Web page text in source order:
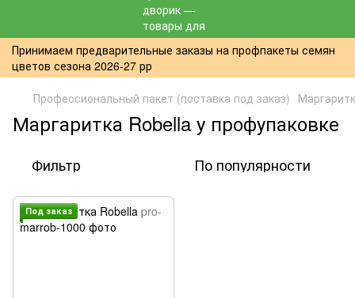
Принимаем предварительные заказы на профпакеты семян
цветов сезона 2026-27 рр
Профессиональный пакет (поставка под заказ)
Маргаритка Robella у профупаковке
Фильтр По популярности
Под заказ